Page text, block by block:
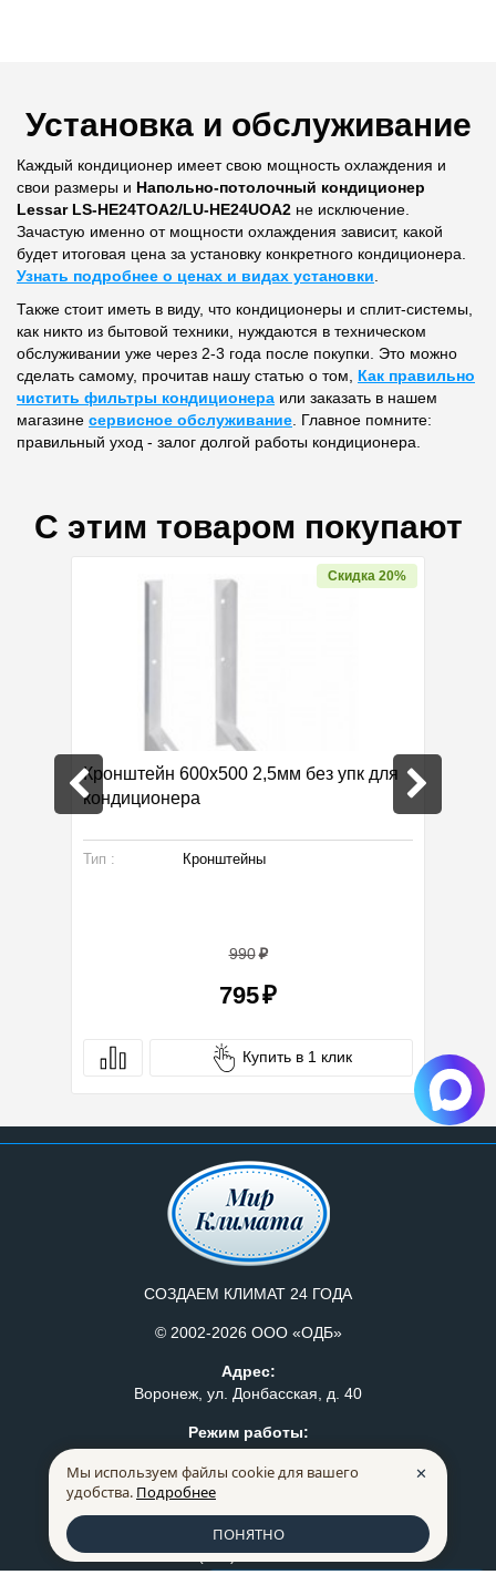
Установка и обслуживание
Каждый кондиционер имеет свою мощность охлаждения и
свои размеры и Напольно-потолочный кондиционер
Lessar LS-HE24TOA2/LU-HE24UOA2 не исключение.
Зачастую именно от мощности охлаждения зависит, какой
будет итоговая цена за установку конкретного кондиционера.
Узнать подробнее о ценах и видах установки.
Также стоит иметь в виду, что кондиционеры и сплит-системы,
как никто из бытовой техники, нуждаются в техническом
обслуживании уже через 2-3 года после покупки. Это можно
сделать самому, прочитав нашу статью о том, Как правильно
чистить фильтры кондиционера или заказать в нашем
магазине сервисное обслуживание. Главное помните:
правильный уход - залог долгой работы кондиционера.
С этим товаром покупают
Скидка 20%
Кронштейн 600х500 2,5мм без упк для
кондиционера
Тип : Кронштейны
990
795
Купить в 1 клик
СОЗДАЕМ КЛИМАТ 24 ГОДА
© 2002-2026 ООО «ОДБ»
Адрес:
Воронеж, ул. Донбасская, д. 40
Режим работы:
Пн-Пт: с 8:30 до 17:30
Политика конфидециальности
+7 (473)259-07-75
Мы используем файлы cookie для вашего
удобства. Подробнее
✕
ПОНЯТНО